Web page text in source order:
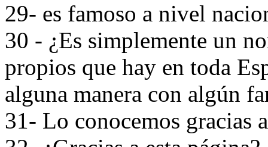
29- es famoso a nivel
30 - ¿Es simplemente un
propios que hay en toda
alguna manera con algún
31- Lo conocemos gracias